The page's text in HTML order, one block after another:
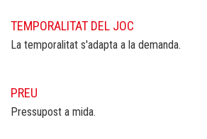
TEMPORALITAT DEL JOC
La temporalitat s'adapta a la demanda.
PREU
Pressupost a mida.